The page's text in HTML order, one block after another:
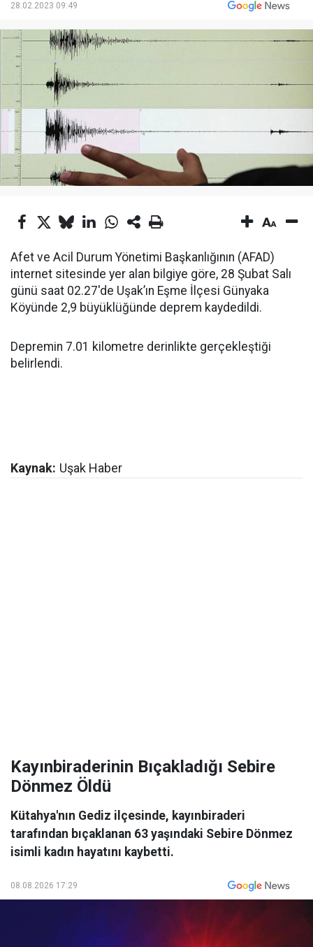
28.02.2023 09:49
Afet ve Acil Durum Yönetimi Başkanlığının (AFAD)
internet sitesinde yer alan bilgiye göre, 28 Şubat Salı
günü saat 02.27'de Uşak’ın Eşme İlçesi Günyaka
Köyünde 2,9 büyüklüğünde deprem kaydedildi.
Depremin 7.01 kilometre derinlikte gerçekleştiği
belirlendi.
Kaynak: Uşak Haber
Kayınbiraderinin Bıçakladığı Sebire
Dönmez Öldü
Kütahya'nın Gediz ilçesinde, kayınbiraderi
tarafından bıçaklanan 63 yaşındaki Sebire Dönmez
isimli kadın hayatını kaybetti.
08.08.2026 17:29